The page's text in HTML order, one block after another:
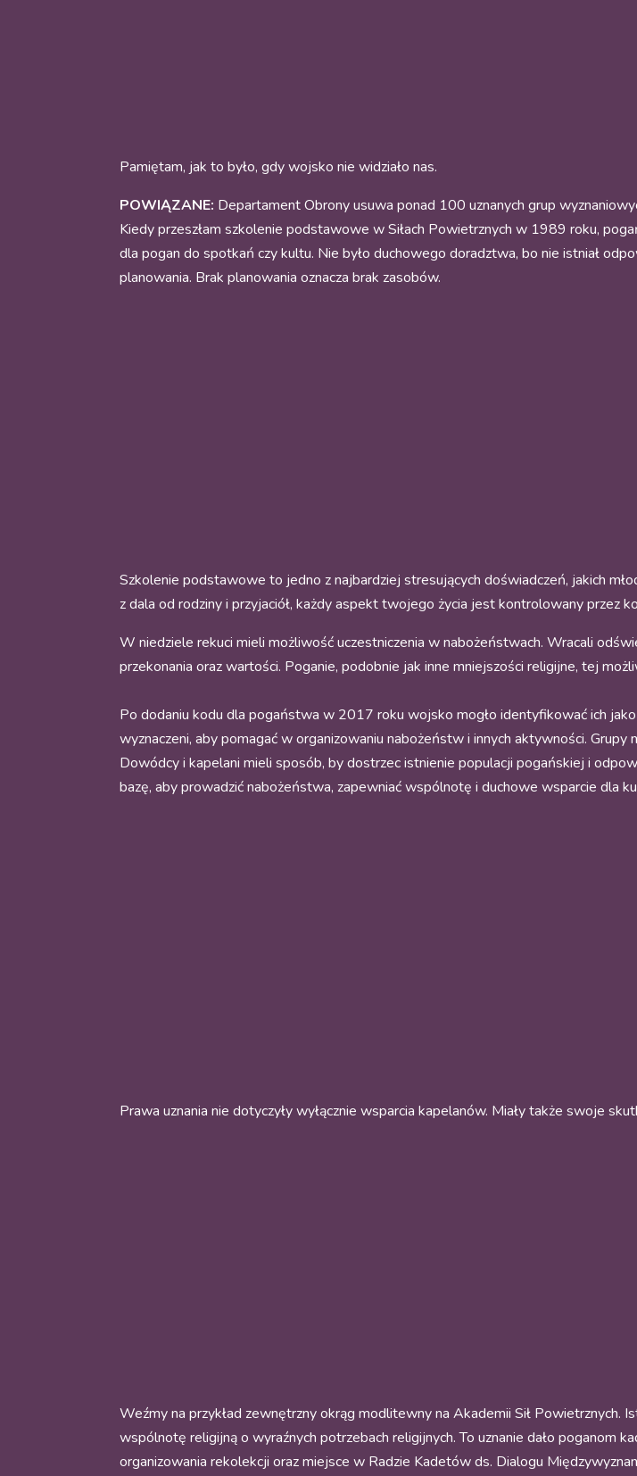
Pamiętam, jak to było, gdy wojsko nie widziało nas.
POWIĄZANE: Departament Obrony usuwa ponad 100 uznanych grup
Kiedy przeszłam szkolenie podstawowe w Siłach Powietrznych w 1989 roku,
dla pogan do spotkań czy kultu. Nie było duchowego doradztwa, bo nie istniał
planowania. Brak planowania oznacza brak zasobów.
Szkolenie podstawowe to jedno z najbardziej stresujących doświadczeń, jakich
z dala od rodziny i przyjaciół, każdy aspekt twojego życia jest kontrolowany przez
W niedziele rekuci mieli możliwość uczestniczenia w nabożeństwach. Wracali
przekonania oraz wartości. Poganie, podobnie jak inne mniejszości religijne, tej
Po dodaniu kodu dla pogaństwa w 2017 roku wojsko mogło identyfikować ich
wyznaczeni, aby pomagać w organizowaniu nabożeństw i innych aktywności.
Dowódcy i kapelani mieli sposób, by dostrzec istnienie populacji pogańskiej i
bazę, aby prowadzić nabożeństwa, zapewniać wspólnotę i duchowe wsparcie dla
Prawa uznania nie dotyczyły wyłącznie wsparcia kapelanów. Miały także swoje
Weźmy na przykład zewnętrzny okrąg modlitewny na Akademii Sił Powietrznych.
wspólnotę religijną o wyraźnych potrzebach religijnych. To uznanie dało poganom
organizowania rekolekcji oraz miejsce w Radzie Kadetów ds. Dialogu